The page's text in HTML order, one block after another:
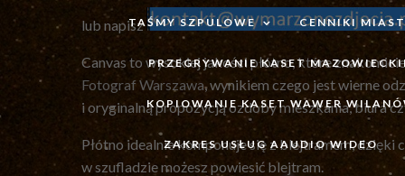
TAŚMY SZPULOWE CENNIKI
PRZEGRYWANIE KASET
KOPIOWANIE KASET WAWER
ZAKRES USŁUG AAUDIO WIDEO
lub napisz
Canvas to wysokiej jakości płótno, które
Fotograf Warszawa, wynikiem czego jest wierne
i oryginalną propozycją ozdoby mieszkania, biura
Płótno idealnie komponuje się z blejtramem,
w szufladzie możesz powiesić blejtram.